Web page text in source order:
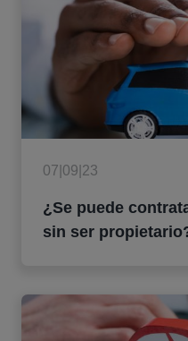
07|09|23
¿Se puede
sin ser